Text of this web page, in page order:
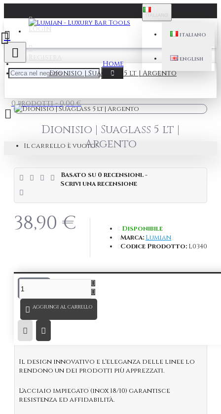
Login
Registra
ITALIANO
ENGLISH
0 prodotti - 0,00 €
Il carrello è vuoto!
Home
Dionisio | Suaglass 5 lt | Argento
Dionisio | Suaglass 5 lt |
Argento
Basato su 0 recensioni.-
Scrivi una recensione
38,90 €
Disponibile
Marca: Lumian
Codice Prodotto: L0340
AGGIUNGI AL CARRELLO
DESCRIZIONE
Suaglass Dioniso in acciaio Inox da 5 lt.
Elegante glacette ideale per servire Champagne
o Vino.
Il design innovativo e l'eleganza delle linee lo
rendono un dei prodotti più apprezzati.
L'acciaio impiegato (inox 18/10) garantisce
resistenza ed affidabilità.